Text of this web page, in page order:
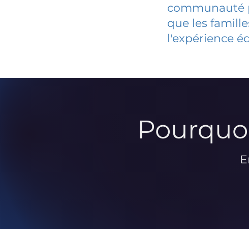
communauté
que les
l'expérience